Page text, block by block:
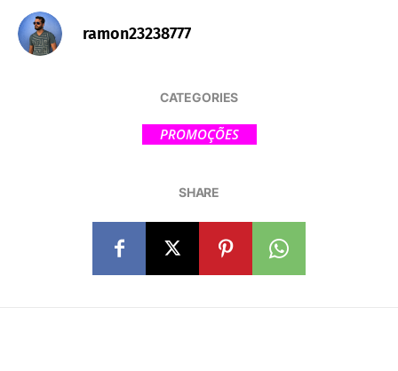
ramon23238777
CATEGORIES
PROMOÇÕES
SHARE